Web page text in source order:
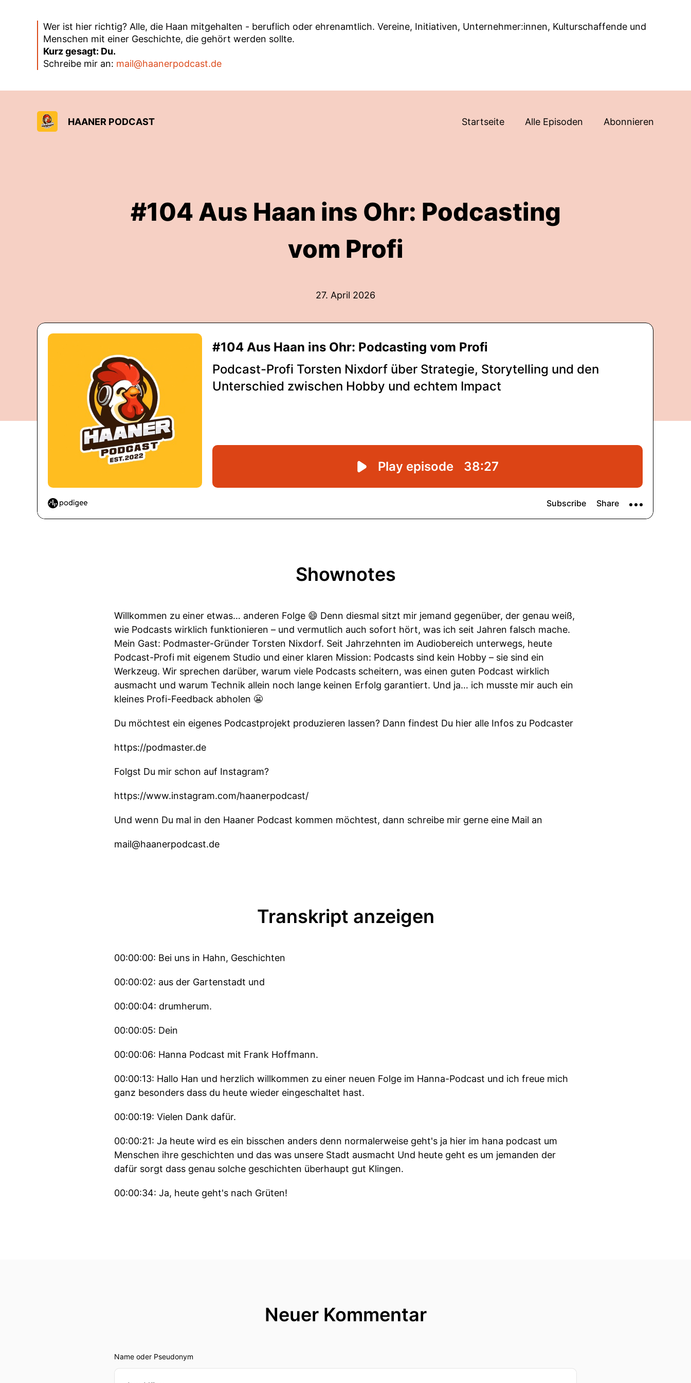
Wer ist hier richtig? Alle, die Haan mitgehalten - beruflich oder ehrenamtlich. Vereine, Initiativen, Unternehmer:innen, Kulturschaffende und
Menschen mit einer Geschichte, die gehört werden sollte.
Kurz gesagt: Du.
Schreibe mir an: mail@haanerpodcast.de
HAANER PODCAST Startseite Alle Episoden Abonnieren
#104 Aus Haan ins Ohr: Podcasting
vom Profi
27. April 2026
Shownotes
Willkommen zu einer etwas… anderen Folge 😄 Denn diesmal sitzt mir jemand gegenüber, der genau weiß,
wie Podcasts wirklich funktionieren – und vermutlich auch sofort hört, was ich seit Jahren falsch mache.
Mein Gast: Podmaster-Gründer Torsten Nixdorf. Seit Jahrzehnten im Audiobereich unterwegs, heute
Podcast-Profi mit eigenem Studio und einer klaren Mission: Podcasts sind kein Hobby – sie sind ein
Werkzeug. Wir sprechen darüber, warum viele Podcasts scheitern, was einen guten Podcast wirklich
ausmacht und warum Technik allein noch lange keinen Erfolg garantiert. Und ja… ich musste mir auch ein
kleines Profi-Feedback abholen 😬
Du möchtest ein eigenes Podcastprojekt produzieren lassen? Dann findest Du hier alle Infos zu Podcaster
https://podmaster.de
Folgst Du mir schon auf Instagram?
https://www.instagram.com/haanerpodcast/
Und wenn Du mal in den Haaner Podcast kommen möchtest, dann schreibe mir gerne eine Mail an
mail@haanerpodcast.de
Transkript anzeigen
00:00:00: Bei uns in Hahn, Geschichten
00:00:02: aus der Gartenstadt und
00:00:04: drumherum.
00:00:05: Dein
00:00:06: Hanna Podcast mit Frank Hoffmann.
00:00:13: Hallo Han und herzlich willkommen zu einer neuen Folge im Hanna-Podcast und ich freue mich
ganz besonders dass du heute wieder eingeschaltet hast.
00:00:19: Vielen Dank dafür.
00:00:21: Ja heute wird es ein bisschen anders denn normalerweise geht's ja hier im hana podcast um
Menschen ihre geschichten und das was unsere Stadt ausmacht Und heute geht es um jemanden der
dafür sorgt dass genau solche geschichten überhaupt gut Klingen.
00:00:34: Ja, heute geht's nach Grüten!
jemand gegenüber der genau weiß was ich dabei alles falsch mache.
00:01:06: Und ich bin ehrlich gesagt froh und dankbar dass ich hier mit Folge hundert drei schon seit vier
Neuer Kommentar
Name oder Pseudonym